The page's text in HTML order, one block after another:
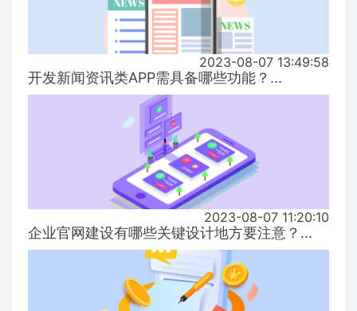
2023-08-07 13:49:58
开发新闻资讯类APP需具备哪些功能？...
2023-08-07 11:20:10
企业官网建设有哪些关键设计地方要注意？...